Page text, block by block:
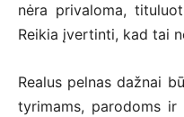
nėra privaloma,
Reikia įvertinti, kad tai
Realus pelnas dažnai
tyrimams, parodoms ir